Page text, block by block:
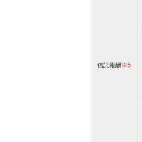
信託報酬※5